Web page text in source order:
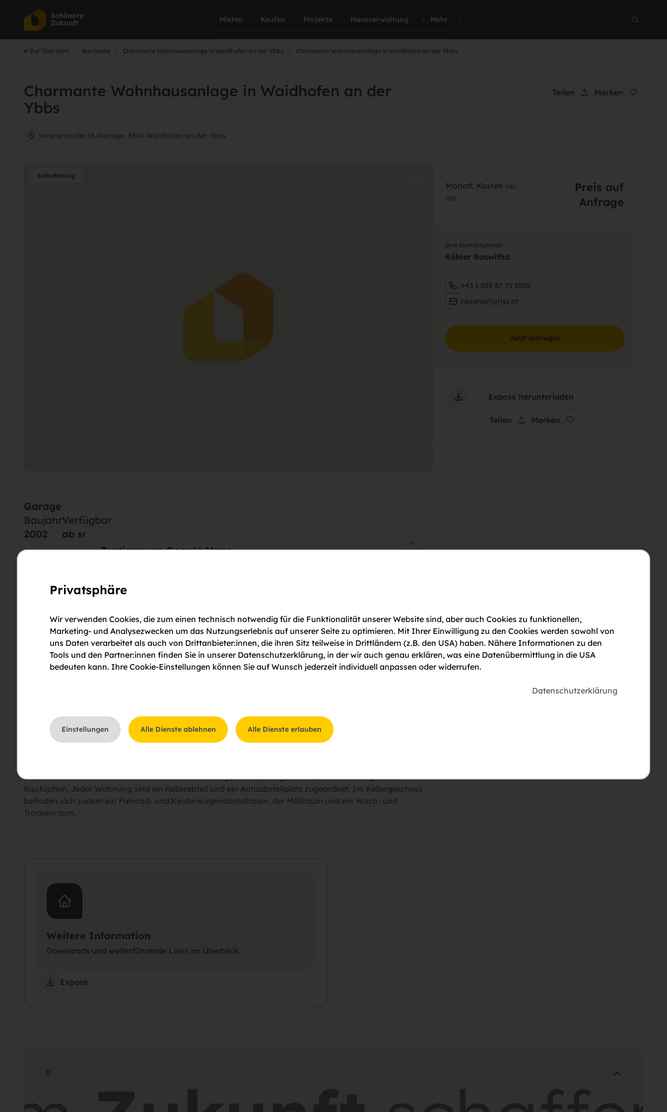
Mieten Kaufen Projekte Hausverwaltung Mehr
Zur Übersicht Startseite Charmante Wohnhausanlage in Waidhofen an der Ybbs Charmante Wohnhausanlage in Waidhofen an der Ybbs
Teilen Merken
Charmante Wohnhausanlage in Waidhofen an der
Ybbs
Weyrerstraße 16/Garage, 3340 Waidhofen an der Ybbs
Sofortbezug
Monatl. Kosten inkl.
USt
Preis auf
Anfrage
Ihre Kontaktperson
Köhler Roswitha
+43 1 505 87 75 5555
r.koehler[at]sz.at
Jetzt anfragen
Exposé herunterladen
Teilen Merken
Garage
Baujahr
2002
Verfügbar
ab sofort
Zustimmung Google Maps
Datenschutz
Cookie-Einstellungen
Lagebeschreibung
Mitten durch die Stadt Waidhofen an der Ybbs fließt der gleichnamige Fluss, der für ein üppiges Grün und
ein breit gefechtertes Freizeitangebot sorgt. Das Schloss Rothschild begeistert seit jeher viele Besucher
Diese chamante und bereits sanierte Wohnhausanlage umfasst insgesamt 22 Mietwohnungen mit
Kaufoption. Jeder Wohnung sind ein Kellerabteil und ein Autoabstellplatz zugeordnet. Im Kellergeschoss
befinden sich zudem ein Fahrrad- und Kinderwagenabstellraum, der Müllraum und ein Wach- und
Trockenraum.
Weitere Information
Downloads und weiterführende Links im Überblick
Exposé
Privatsphäre
Wir verwenden Cookies, die zum einen technisch notwendig für die Funktionalität unserer Website sind, aber auch Cookies zu funktionellen,
Marketing- und Analysezwecken um das Nutzungserlebnis auf unserer Seite zu optimieren. Mit Ihrer Einwilligung zu den Cookies werden sowohl von
uns Daten verarbeitet als auch von Drittanbieter:innen, die ihren Sitz teilweise in Drittländern (z.B. den USA) haben. Nähere Informationen zu den
Tools und den Partner:innen finden Sie in unserer Datenschutzerklärung, in der wir auch genau erklären, was eine Datenübermittlung in die USA
bedeuten kann. Ihre Cookie-Einstellungen können Sie auf Wunsch jederzeit individuell anpassen oder widerrufen.
Datenschutzerklärung
Einstellungen Alle Dienste ablehnen Alle Dienste erlauben